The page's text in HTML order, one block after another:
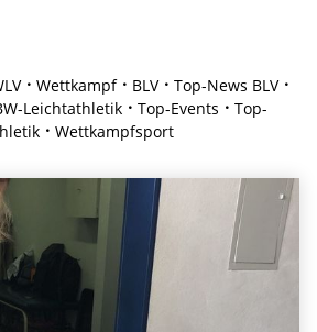
Wettkampf BLV
Top-News BLV
Leichtathletik Top-Events
Top-
Wettkampfsport